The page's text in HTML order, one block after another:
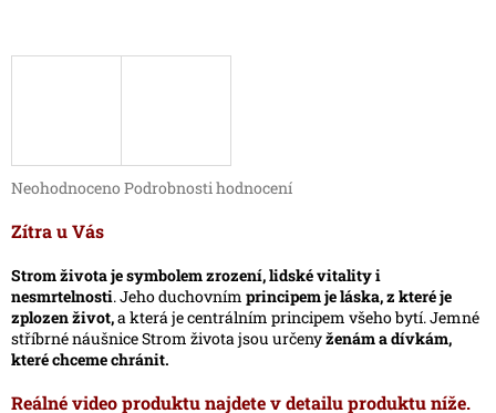
Průměrné
produktu
0,0
z
5
hvězdiček.
Neohodnoceno Podrobnosti hodnocení
Zítra u Vás
Strom života je symbolem zrození, lidské vitality i
nesmrtelnosti. Jeho duchovním principem je láska, z které je
zplozen život,a která je centrálním principem všeho bytí. Jemné
stříbrné náušnice Strom života jsou určenyženám a dívkám,
které chceme chránit.
Reálné video produktu najdete v detailu produktu níže.